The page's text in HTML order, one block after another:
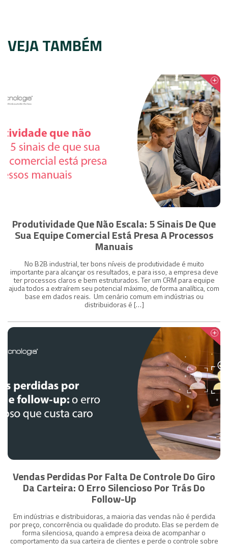
VEJA TAMBÉM
Produtividade Que Não Escala: 5 Sinais De Que
Sua Equipe Comercial Está Presa A Processos
Manuais
No B2B industrial, ter bons níveis de produtividade é muito
importante para alcançar os resultados, e para isso, a empresa deve
ter processos claros e bem estruturados. Ter um CRM para equipe
ajuda todos a extraírem seu potencial máximo, de forma analítica, com
base em dados reais. Um cenário comum em indústrias ou
distribuidoras é […]
Vendas Perdidas Por Falta De Controle Do Giro
Da Carteira: O Erro Silencioso Por Trás Do
Follow-Up
Em indústrias e distribuidoras, a maioria das vendas não é perdida
por preço, concorrência ou qualidade do produto. Elas se perdem de
forma silenciosa, quando a empresa deixa de acompanhar o
comportamento da sua carteira de clientes e perde o controle sobre